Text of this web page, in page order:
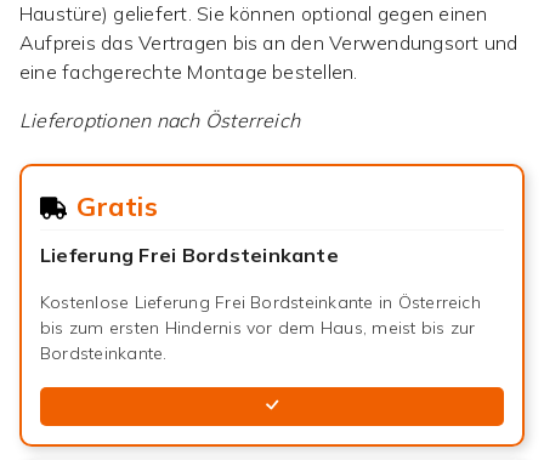
Haustüre) geliefert. Sie können optional gegen einen
Aufpreis das Vertragen bis an den Verwendungsort und
eine fachgerechte Montage bestellen.
Lieferoptionen nach Österreich
Gratis
Lieferung Frei Bordsteinkante
Kostenlose Lieferung Frei Bordsteinkante in Österreich
bis zum ersten Hindernis vor dem Haus, meist bis zur
Bordsteinkante.